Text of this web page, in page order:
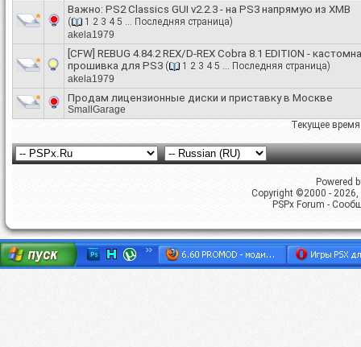
Важно: PS2 Classics GUI v2.2.3 - на PS3 напрямую из XMB
( 1 2 3 4 5 ... Последняя страница)
akela1979
[CFW] REBUG 4.84.2 REX/D-REX Cobra 8.1 EDITION -
прошивка для PS3 ( 1 2 3 4 5 ... Последняя страница)
akela1979
Продам лицензионные диски и приставку в Москве
SmallGarage
Текущее
Powered
Copyright ©2000 -
PSPx Forum -